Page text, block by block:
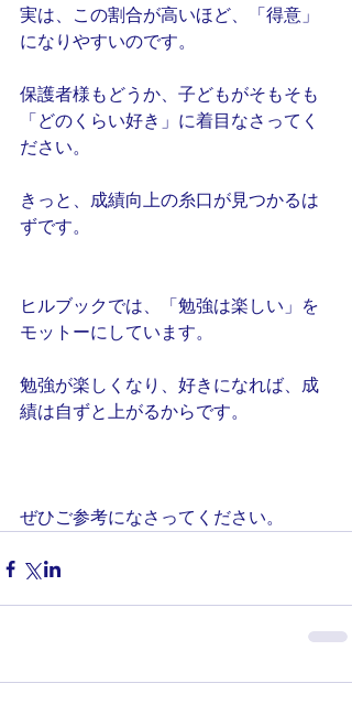
実は、この割合が高いほど、「得意」
になりやすいのです。
保護者様もどうか、子どもがそもそも
「どのくらい好き」に着目なさってく
ださい。
きっと、成績向上の糸口が見つかるは
ずです。
ヒルブックでは、「勉強は楽しい」を
モットーにしています。
勉強が楽しくなり、好きになれば、成
績は自ずと上がるからです。
ぜひご参考になさってください。